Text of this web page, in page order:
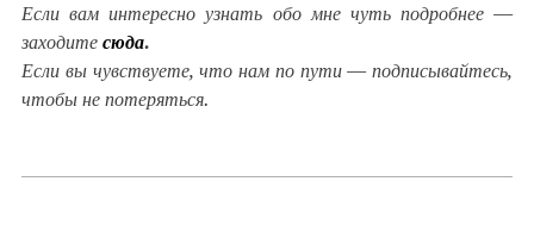
Если вам интересно узнать обо мне чуть подробнее —
заходите сюда.
Если вы чувствуете, что нам по пути — подписывайтесь,
чтобы не потеряться.